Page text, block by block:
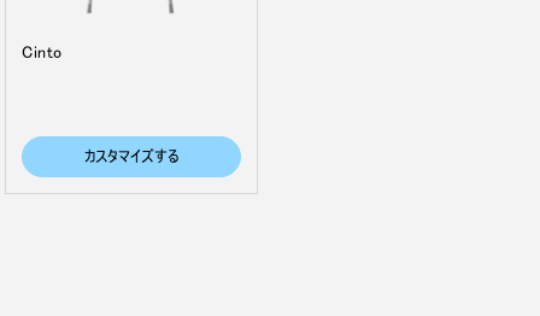
Cinto
カスタマイズする